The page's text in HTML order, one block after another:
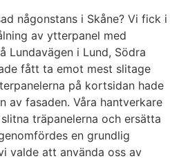
någonstans i Skåne? Vi fick i
av ytterpanel med
Lundavägen i Lund, Södra
fått ta emot mest slitage
på kortsidan hade
av fasaden. Våra hantverkare
träpanelerna och ersätta
en grundlig
valde att använda oss av